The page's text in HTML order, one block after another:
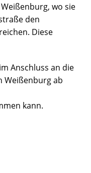
wo sie
den
Diese
Anschluss an die
Weißenburg ab
kann.